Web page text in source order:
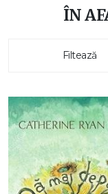
ÎN
Filtează